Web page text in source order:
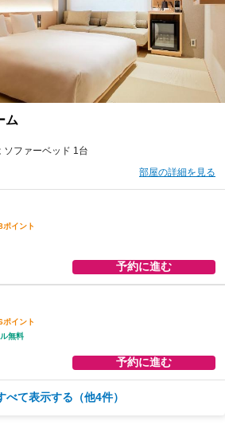
予約に進む
無料
ム
ソファーベッド 1台
部屋の詳細を見る
ポイント
予約に進む
ポイント
無料
予約に進む
べて表示する（他4件）